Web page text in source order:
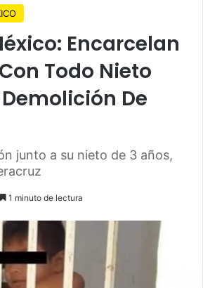
Encarcelan
Todo Nieto
De
junto a su nieto de 3 años,
1 minuto de lectura